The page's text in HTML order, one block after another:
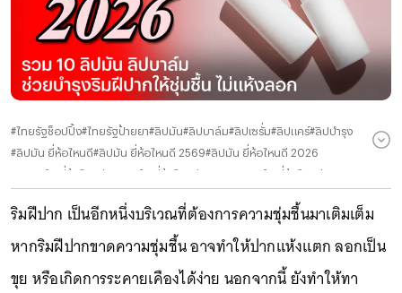
#ไทยรัฐช็อปปิ้ง#ไทยรัฐป้ายยา#ลิปมัน#ลิปบาล์ม#ลิปเซรั่ม#ลิปแคร์#ลิปบำรุง
#ลิปมัน ยี่ห้อไหนดี#ลิปมัน ยี่ห้อไหนดี 2569#ลิปมัน ยี่ห้อไหนดี 2026
ลิปบาล์ม ยี่ห้อไหนดี ลิปบาล์ม ยี่ห้อไหนดี 2569
ลิปบาล์ม ยี่ห้อไหนดี 2026
#ลิปมัน สูตรอ่อนโยน#ลิปมันผิวแพ้ง่าย#ลิปมัน DHC#ลิปมัน LANEIGE
ลิปมัน MizuMi ลิปมัน Eucerin ลิปมัน INGU # ลิปมัน Burts Bees
ลิปมัน Moleculogy
#ลิปมัน Country Stream#DHC Lip Cream#LANEIGE Lip Glowy Balm
ริมฝีปาก เป็นอีกหนึ่งบริเวณที่ต้องการความชุ่มชื้นมาเติมเต็ม
หากริมฝีปากขาดความชุ่มชื้น อาจทำให้ปากแห้งแตก ลอกเป็น
ขุย หรือเกิดการระคายเคืองได้ง่าย นอกจากนี้ ยังทำให้ทา